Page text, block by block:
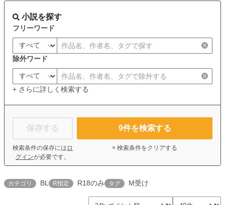
小説を探す
フリーワード
除外ワード
+ さらに詳しく検索する
保存する
検索条件の保存には ロ
グインが必要です。
9件を検索する
× 検索条件をクリアする
カテゴリ BL R指定 R18のみ タグ M受け